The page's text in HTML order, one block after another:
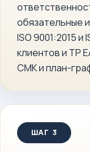
обязательные
ISO 9001:2015 и
клиентов и ТР
СМК и план-